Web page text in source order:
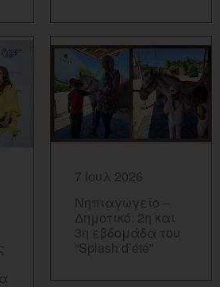
7 Ιουλ 2026
Νηπιαγωγείο –
Δημοτικό: 2η και
3η εβδομάδα του
“Splash d’été”